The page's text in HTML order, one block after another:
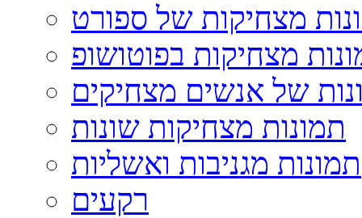
מצחיקות של ספורט
מצחיקות בפוטושופ
של אנשים מצחיקים
תמונות מצחיקות שונות
תמונות מגניבות ואשליות
רקעים